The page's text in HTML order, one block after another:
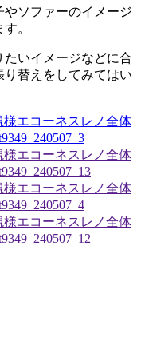
ソファーのイメージ
。
いイメージなどに合
替えをしてみてはい